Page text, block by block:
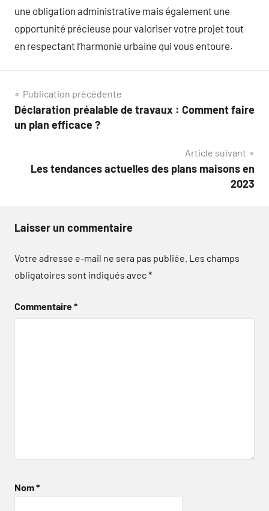
une obligation administrative mais également une
opportunité précieuse pour valoriser votre projet tout
en respectant l’harmonie urbaine qui vous entoure.
Navigation
de
Publication précédente
Déclaration préalable de travaux : Comment faire
un plan efficace ?
Article suivant
Les tendances actuelles des plans maisons en
2023
Laisser un commentaire
Votre adresse e-mail ne sera pas publiée. Les champs
obligatoires sont indiqués avec*
Commentaire*
Nom*